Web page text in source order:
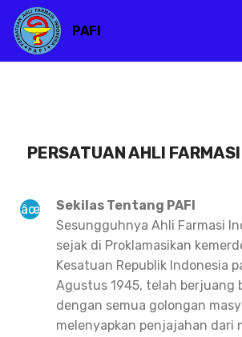
PAFI
PERSATUAN AHLI
Sekilas Tentang PAFI
Sesungguhnya Ahli Farmasi
sejak di Proklamasikan
Kesatuan Republik Indonesia
Agustus 1945, telah berjuang
dengan semua golongan
melenyapkan penjajahan dari